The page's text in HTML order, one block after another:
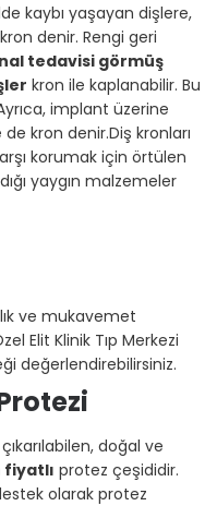
kaybı yaşayan dişlere,
denir. Rengi geri
tedavisi görmüş
kron ile kaplanabilir. Bu
implant üzerine
kron denir.Diş kronları
korumak için örtülen
yaygın malzemeler
ve mukavemet
Elit Klinik Tıp Merkezi
değerlendirebilirsiniz.
doğal ve
fiyatlı protez çeşididir.
olarak protez